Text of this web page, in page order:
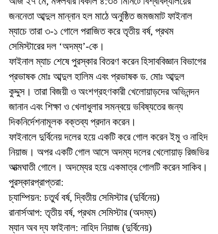
জননেতা আব্দুল মান্নান হল মাঠে অনুষ্ঠিত জমজমাট ফাইনাল
ম্যাচে তারা ৩-১ গোলে পরাজিত করে তৃতীয় বর্ষ, প্রথম
সেমিস্টারের দল ‘অদম্য’-কে।
ফাইনাল ম্যাচ শেষে পুরস্কার বিতরণ করেন হিসাববিজ্ঞান বিভাগের
প্রভাষক মোঃ আব্দুল হালিম এবং প্রভাষক ড. মোঃ আব্দুল
কুদ্দুস। তারা বিজয়ী ও অংশগ্রহণকারী খেলোয়াড়দের অভিনন্দন
জানান এবং শিক্ষা ও খেলাধুলার সমন্বয়ে ভবিষ্যতের জন্য
দিকনির্দেশনামূলক বক্তব্য প্রদান করেন।
ফাইনালে দুর্বিনেয় দলের হয়ে একটি করে গোল করেন ইমু ও নাহিদ
নিয়াজ। অপর একটি গোল আসে অদম্য দলের খেলোয়াড় রিজভির
আত্মঘাতী গোলে। অদম্যের হয়ে একমাত্র গোলটি করেন সাকিব।
পুরস্কারপ্রাপ্তরা:
চ্যাম্পিয়ন: চতুর্থ বর্ষ, দ্বিতীয় সেমিস্টার (দুর্বিনেয়)
রানার্সআপ: তৃতীয় বর্ষ, প্রথম সেমিস্টার (অদম্য)
ম্যান অব দ্য ফাইনাল: নাহিদ নিয়াজ (দুর্বিনেয়)